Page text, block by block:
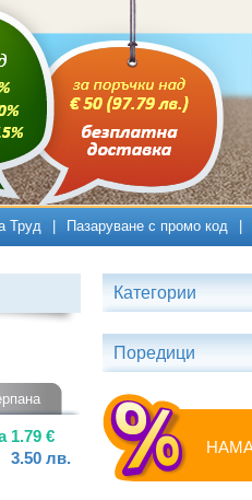
Труд Пазаруване с промо код
1.79 €
3.50 лв.
Категории
Поредици